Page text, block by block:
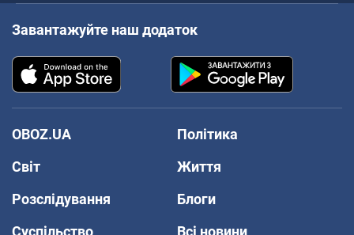
Завантажуйте наш додаток
OBOZ.UA
Політика
Світ
Життя
Розслідування
Блоги
Суспільство
Всі новини